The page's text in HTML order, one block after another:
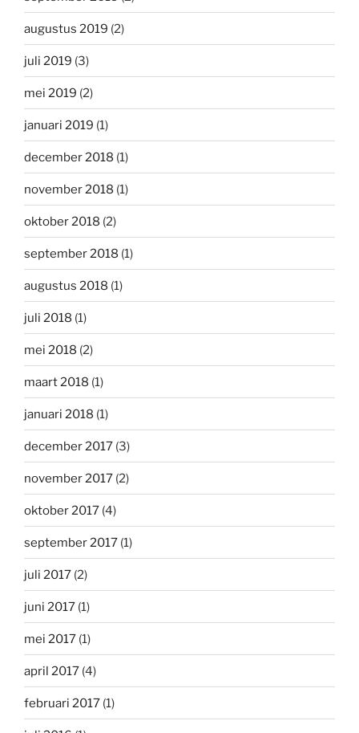
augustus 2019 (2)
juli 2019 (3)
mei 2019 (2)
januari 2019 (1)
december 2018 (1)
november 2018 (1)
oktober 2018 (2)
september 2018 (1)
augustus 2018 (1)
juli 2018 (1)
mei 2018 (2)
maart 2018 (1)
januari 2018 (1)
december 2017 (3)
november 2017 (2)
oktober 2017 (4)
september 2017 (1)
juli 2017 (2)
juni 2017 (1)
mei 2017 (1)
april 2017 (4)
februari 2017 (1)